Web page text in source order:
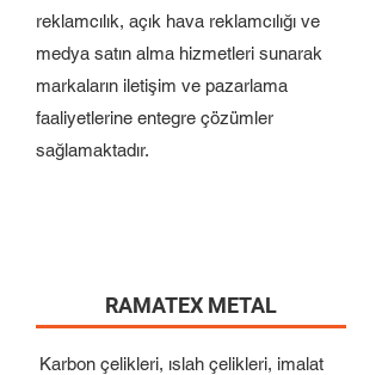
reklamcılık, açık hava reklamcılığı ve
medya satın alma hizmetleri sunarak
markaların iletişim ve pazarlama
faaliyetlerine entegre çözümler
sağlamaktadır.
RAMATEX METAL
Karbon çelikleri, ıslah çelikleri, imalat